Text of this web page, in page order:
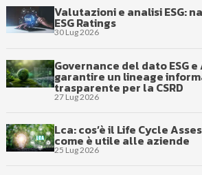
Valutazioni e analisi ESG:
ESG Ratings
30 Lug 2026
Governance del dato ESG e
garantire un lineage
trasparente per la CSRD
27 Lug 2026
Lca: cos’è il Life Cycle
come è utile alle aziende
25 Lug 2026